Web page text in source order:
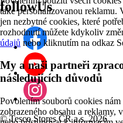
také personalizovanou reklamu.
jen nezbytné cookies, které
rozhodnutí můžete kdykoliv
údajů nebo kliknutím na odkaz
My a naši partneři
následujících důvodů
Povolením souborů cookies
zobrazeného obsahu a reklamy,
followUs
©Tesco Stores ČR a.s. 2026